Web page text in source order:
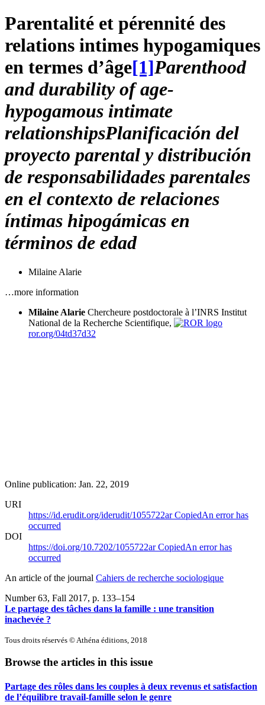
Parentalité et pérennité des
relations intimes hypogamiques
en termes d’âge[1]Parenthood
and durability of age-
hypogamous intimate
relationshipsPlanificación del
proyecto parental y distribución
de responsabilidades parentales
en el contexto de relaciones
íntimas hipogámicas en
términos de edad
Milaine Alarie
…more information
Milaine Alarie Chercheure postdoctorale à l’INRS Institut
National de la Recherche Scientifique,
ror.org/04td37d32
Online publication: Jan. 22, 2019
URI
https://id.erudit.org/iderudit/1055722arCopiedAn error has
occurred
DOI
https://doi.org/10.7202/1055722arCopiedAn error has
occurred
An article of the journal Cahiers de recherche sociologique
Number 63, Fall 2017, p. 133–154
Le partage des tâches dans la famille : une transition
inachevée ?
Tous droits réservés © Athéna éditions, 2018
Browse the articles in this issue
Partage des rôles dans les couples à deux revenus et satisfaction
de l’équilibre travail-famille selon le genre